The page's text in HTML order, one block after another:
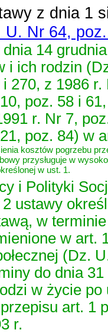
z dnia 1
U. Nr 64,
14
i ich rodzin
270, z 1986
poz. 58 i
r. Nr 7,
poz. 84) w
kosztów pogrzebu
przysługuje w
w ust. 1.
i Polityki
ustawy
w
w art.
(Dz.
do dnia
w życie po
art. 1
r.